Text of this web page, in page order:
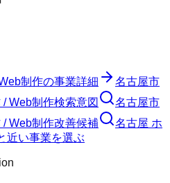
制作の事業詳細
名古屋市
/ Web制作検索意図
名古屋市
/ Web制作改善候補
名古屋 ホ
近い事業を選ぶ